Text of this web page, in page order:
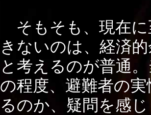
そもそも、現在に
きないのは、経済
と考えるのが普通
の程度、避難者の
るのか、疑問を感